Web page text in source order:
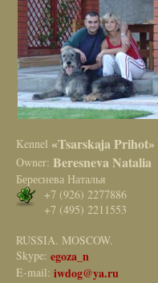
Kennel «Tsarskaja Prihot»
Owner: Beresneva Natalia
Береснева Наталья
+7 (926) 2277886
+7 (495) 2211553
RUSSIA. MOSCOW.
Skype: egoza_n
E-mail: iwdog@ya.ru